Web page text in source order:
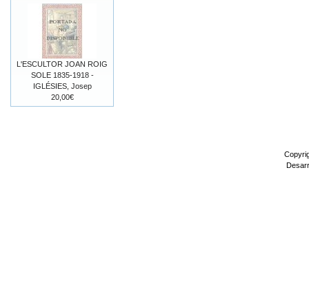
L'ESCULTOR JOAN ROIG
SOLE 1835-1918 -
IGLÉSIES, Josep
20,00€